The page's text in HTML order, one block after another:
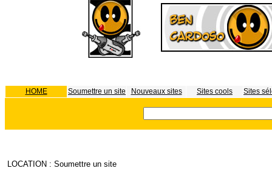
HOME Soumettre un site Nouveaux sites Sites cools Sites
LOCATION : Soumettre un site